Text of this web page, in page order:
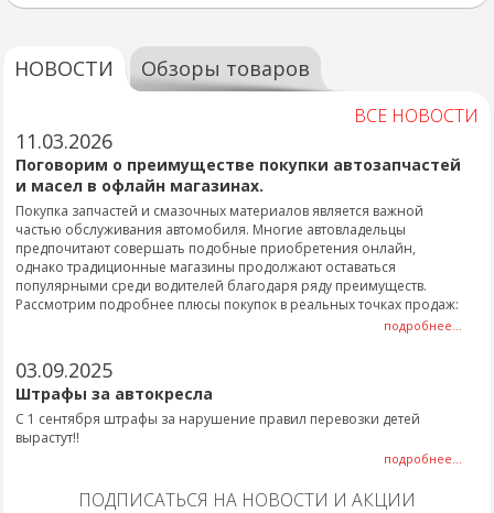
НОВОСТИ Обзоры товаров
ВСЕ НОВОСТИ
11.03.2026
Поговорим о преимуществе покупки автозапчастей
и масел в офлайн магазинах.
Покупка запчастей и смазочных материалов является важной
частью обслуживания автомобиля. Многие автовладельцы
предпочитают совершать подобные приобретения онлайн,
однако традиционные магазины продолжают оставаться
популярными среди водителей благодаря ряду преимуществ.
Рассмотрим подробнее плюсы покупок в реальных точках продаж:
подробнее...
03.09.2025
Штрафы за автокресла
С 1 сентября штрафы за нарушение правил перевозки детей
вырастут!!
подробнее...
ПОДПИСАТЬСЯ НА НОВОСТИ И АКЦИИ